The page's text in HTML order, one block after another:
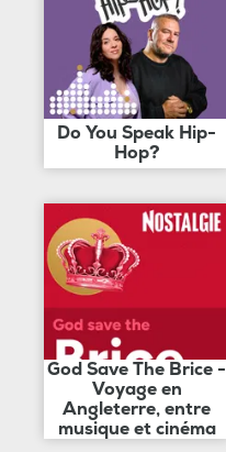
Do You Speak Hip-
Hop?
God Save The Brice -
Voyage en
Angleterre, entre
musique et cinéma